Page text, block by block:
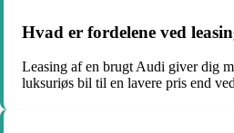
Hvad er fordelene ved
Leasing af en brugt Audi giver dig
luksuriøs bil til en lavere pris end